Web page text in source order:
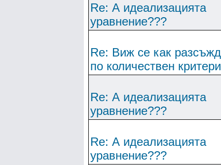
Re: А идеализацията
уравнение???
Re: Виж се как
по количествен
Re: А идеализацията
уравнение???
Re: А идеализацията
уравнение???